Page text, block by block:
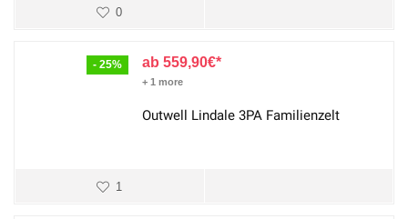
0
- 25% 559,90€
+ 1 more
Outwell Lindale 3PA Familienzelt
1